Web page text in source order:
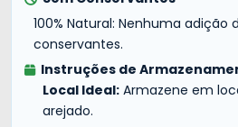
100% Natural: Nenhuma adição
conservantes.
Instruções de
Local Ideal: Armazene em
arejado.